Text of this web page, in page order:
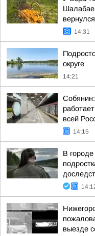
14:31
округе
14:21
всей
14:15
В
выезде